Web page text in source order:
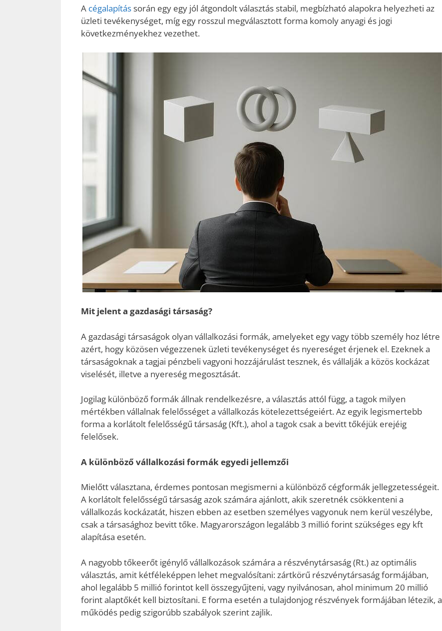
A cégalapítás során egy egy jól átgondolt választás stabil, megbízható alapokra helyezheti az
üzleti tevékenységet, míg egy rosszul megválasztott forma komoly anyagi és jogi
következményekhez vezethet.
Mit jelent a gazdasági társaság?
A gazdasági társaságok olyan vállalkozási formák, amelyeket egy vagy több személy hoz létre
azért, hogy közösen végezzenek üzleti tevékenységet és nyereséget érjenek el. Ezeknek a
társaságoknak a tagjai pénzbeli vagyoni hozzájárulást tesznek, és vállalják a közös kockázat
viselését, illetve a nyereség megosztását.
Jogilag különböző formák állnak rendelkezésre, a választás attól függ, a tagok milyen
mértékben vállalnak felelősséget a vállalkozás kötelezettségeiért. Az egyik legismertebb
forma a korlátolt felelősségű társaság (Kft.), ahol a tagok csak a bevitt tőkéjük erejéig
felelősek.
A különböző vállalkozási formák egyedi jellemzői
Mielőtt választana, érdemes pontosan megismerni a különböző cégformák jellegzetességeit.
A korlátolt felelősségű társaság azok számára ajánlott, akik szeretnék csökkenteni a
vállalkozás kockázatát, hiszen ebben az esetben személyes vagyonuk nem kerül veszélybe,
csak a társasághoz bevitt tőke. Magyarországon legalább 3 millió forint szükséges egy kft
alapítása esetén.
A nagyobb tőkeerőt igénylő vállalkozások számára a részvénytársaság (Rt.) az optimális
választás, amit kétféleképpen lehet megvalósítani: zártkörű részvénytársaság formájában,
ahol legalább 5 millió forintot kell összegyűjteni, vagy nyilvánosan, ahol minimum 20 millió
forint alaptőkét kell biztosítani. E forma esetén a tulajdonjog részvények formájában létezik, a
működés pedig szigorúbb szabályok szerint zajlik.